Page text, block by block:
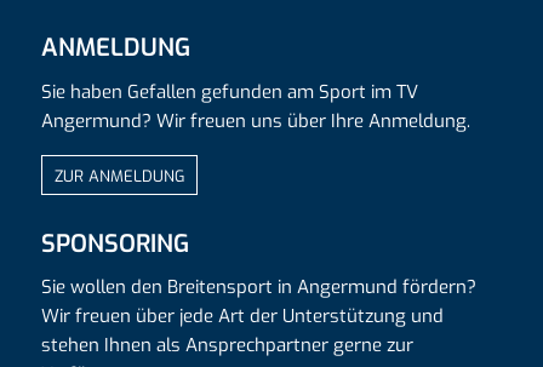
ANMELDUNG
Sie haben Gefallen gefunden am Sport im TV
Angermund? Wir freuen uns über Ihre Anmeldung.
ZUR ANMELDUNG
SPONSORING
Sie wollen den Breitensport in Angermund fördern?
Wir freuen über jede Art der Unterstützung und
stehen Ihnen als Ansprechpartner gerne zur